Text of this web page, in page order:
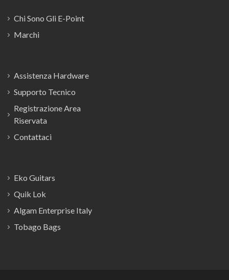
Chi Sono Gli E-Point
Marchi
Assistenza Hardware
Supporto Tecnico
Registrazione Area
Riservata
Contattaci
Eko Guitars
Quik Lok
Algam Enterprise Italy
Tobago Bags